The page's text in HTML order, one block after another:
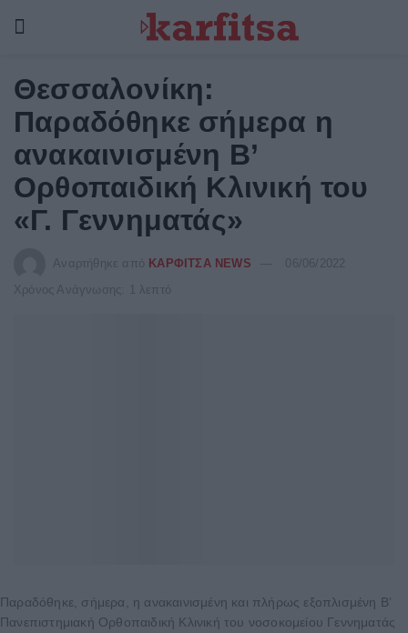
Θεσσαλονίκη:
Παραδόθηκε σήμερα η
ανακαινισμένη Β’
Ορθοπαιδική Κλινική του
«Γ. Γεννηματάς»
Αναρτήθηκε από ΚΑΡΦΙΤΣΑ NEWS
06/06/2022
Χρόνος Ανάγνωσης: 1 λεπτό
Παραδόθηκε, σήμερα, η ανακαινισμένη και πλήρως εξοπλισμένη Β’
Πανεπιστημιακή Ορθοπαιδική Κλινική του νοσοκομείου Γεννηματάς